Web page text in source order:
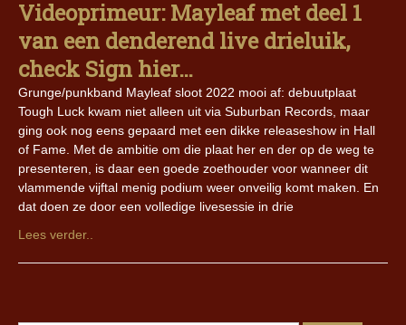
Videoprimeur: Mayleaf met deel 1
van een denderend live drieluik,
check Sign hier…
Grunge/punkband Mayleaf sloot 2022 mooi af: debuutplaat
Tough Luck kwam niet alleen uit via Suburban Records, maar
ging ook nog eens gepaard met een dikke releaseshow in Hall
of Fame. Met de ambitie om die plaat her en der op de weg te
presenteren, is daar een goede zoethouder voor wanneer dit
vlammende vijftal menig podium weer onveilig komt maken. En
dat doen ze door een volledige livesessie in drie
Lees verder..